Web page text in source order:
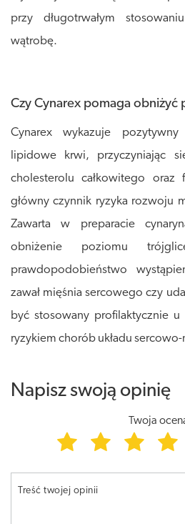
przy długotrwałym
wątrobę.
Czy Cynarex pomaga obniżyć
Cynarex wykazuje
lipidowe krwi, przyczyniając
cholesterolu całkowitego oraz
główny czynnik ryzyka rozwoju
Zawarta w preparacie
obniżenie poziomu
prawdopodobieństwo
zawał mięśnia sercowego czy
być stosowany profilaktycznie
ryzykiem chorób układu
Napisz swoją opinię
Twoja
Treść twojej opinii